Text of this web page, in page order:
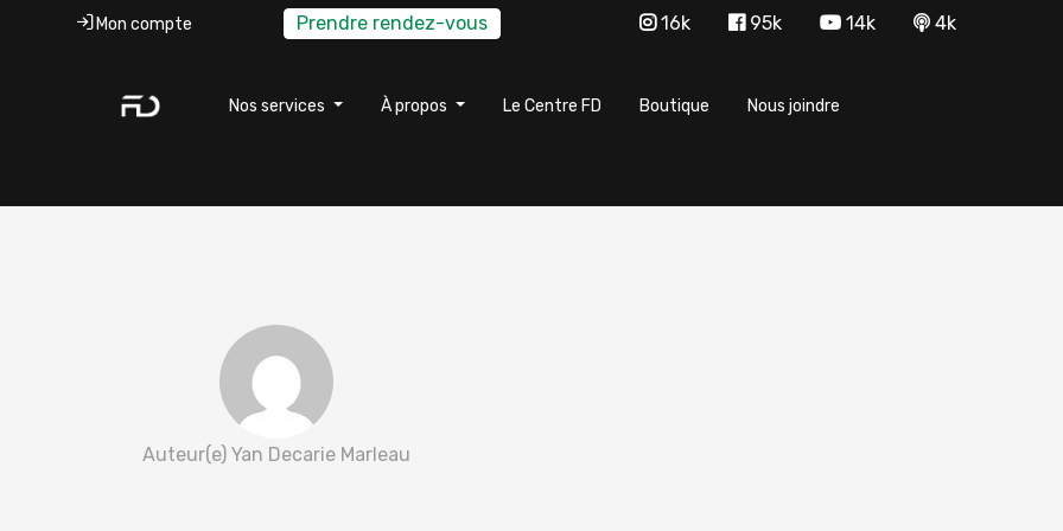
Mon compte Prendre rendez-vous 16k 95k 14k 4k
Nos services À propos Le Centre FD Boutique Nous joindre
Auteur(e) Yan Decarie Marleau